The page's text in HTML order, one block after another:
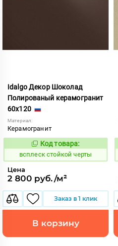
Idalgo Декор Шоколад
Полированый керамогранит
60x120
Материал:
Керамогранит
246745
Код товара:
всплеск стойкой черты
Цена
2 800 руб./м²
Заказ в 1 клик
В корзину